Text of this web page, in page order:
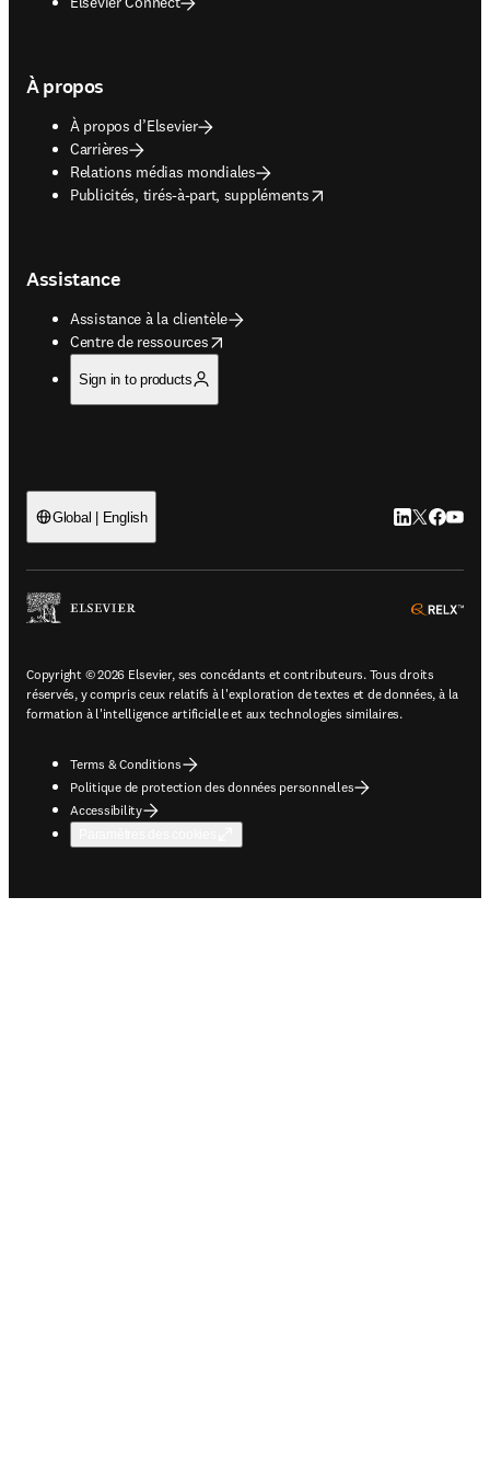
À propos
À propos d’Elsevier
Carrières
Relations médias mondiales
Publicités, tirés-à-part, suppléments
opens in new tab/window
Assistance
Assistance à la clientèle
Centre de ressources
opens in new tab/window
Sign in to products
Global | English LinkedIn
Twitter
Copyright © 2026 Elsevier, ses concédants et contributeurs. Tous droits
réservés, y compris ceux relatifs à l'exploration de textes et de données, à la
formation à l'intelligence artificielle et aux technologies similaires.
Terms & Conditions
Politique de protection des données personnelles
Accessibility